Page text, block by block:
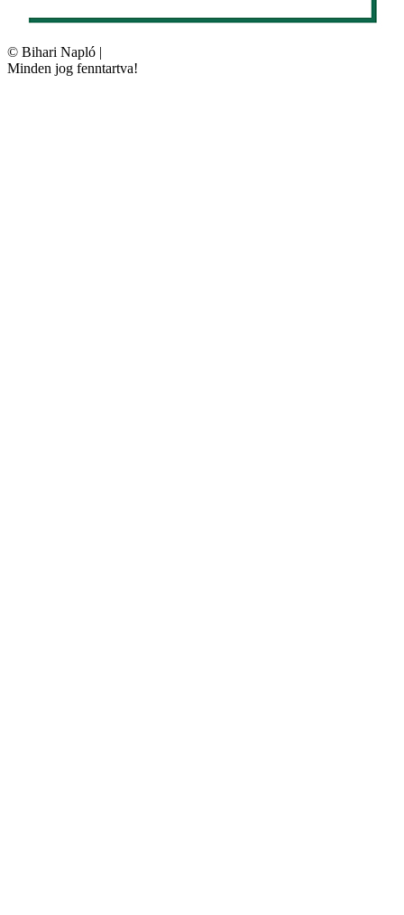
© Bihari Napló |
Minden jog fenntartva!